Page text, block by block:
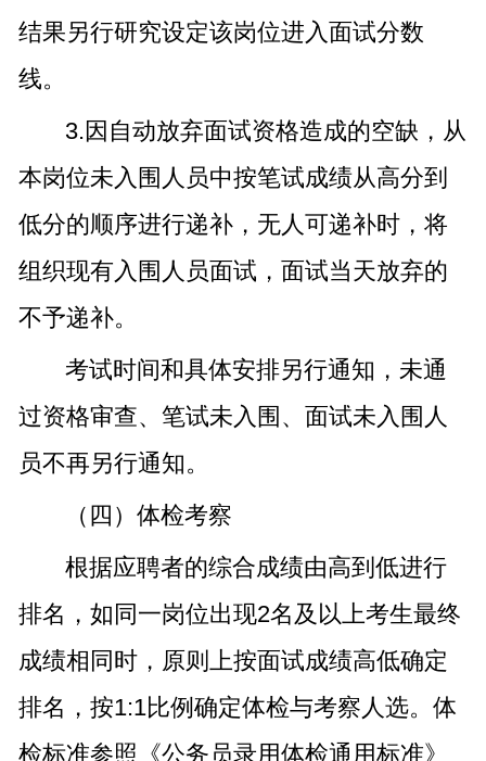
结果另行研究设定该岗位进入面试分数
线。
3.因自动放弃面试资格造成的空缺，从
本岗位未入围人员中按笔试成绩从高分到
低分的顺序进行递补，无人可递补时，将
组织现有入围人员面试，面试当天放弃的
不予递补。
考试时间和具体安排另行通知，未通
过资格审查、笔试未入围、面试未入围人
员不再另行通知。
（四）体检考察
根据应聘者的综合成绩由高到低进行
排名，如同一岗位出现2名及以上考生最终
成绩相同时，原则上按面试成绩高低确定
排名，按1:1比例确定体检与考察人选。体
检标准参照《公务员录用体检通用标准》